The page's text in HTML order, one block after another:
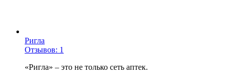
Ригла
Отзывов: 1
«Ригла» – это не только сеть аптек.